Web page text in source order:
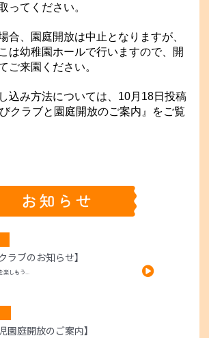
ってください。
合、園庭開放は中止となりますが、
は幼稚園ホールで行いますので、開
ご来園ください。
込み方法については、10月18日投稿
クラブと園庭開放のご案内』をご覧
ラブのお知らせ】
しもう...
園庭開放のご案内】